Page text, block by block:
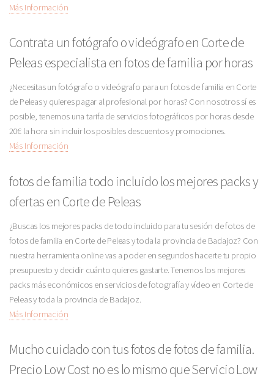
Más Información
Contrata un fotógrafo o videógrafo en Corte de
Peleas especialista en fotos de familia por horas
¿Necesitas un fotógrafo o videógrafo para un fotos de familia en Corte
de Peleas y quieres pagar al profesional por horas? Con nosotros sí es
posible, tenemos una tarifa de servicios fotográficos por horas desde
20€ la hora sin incluir los posibles descuentos y promociones.
Más Información
fotos de familia todo incluido los mejores packs y
ofertas en Corte de Peleas
¿Buscas los mejores packs de todo incluido para tu sesión de fotos de
fotos de familia en Corte de Peleas y toda la provincia de Badajoz? Con
nuestra herramienta online vas a poder en segundos hacerte tu propio
presupuesto y decidir cuánto quieres gastarte. Tenemos los mejores
packs más económicos en servicios de fotografía y vídeo en Corte de
Peleas y toda la provincia de Badajoz.
Más Información
Mucho cuidado con tus fotos de fotos de familia.
Precio Low Cost no es lo mismo que Servicio Low